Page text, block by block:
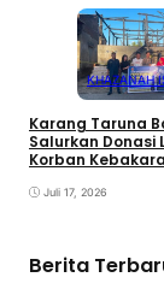
KHAZANAH
Karang Taruna
Salurkan Donasi
Korban
Juli 17, 2026
Berita